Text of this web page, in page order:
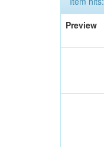
Preview